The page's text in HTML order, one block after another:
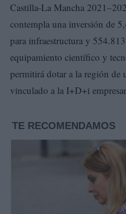
Castilla-La Mancha
contempla una inversión de
para infraestructura y
equipamiento científico y
permitirá dotar a la región de
vinculado a la I+D+i
TE RECOMENDAMOS